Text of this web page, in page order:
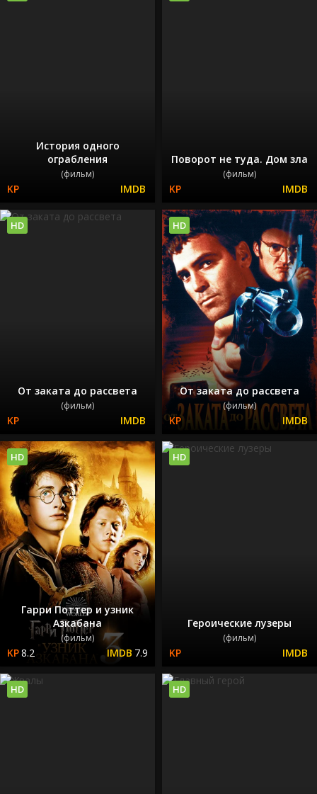
История одного
ограбления
(фильм)
Поворот не туда. Дом зла
(фильм)
От заката до рассвета
(фильм)
HD
От заката до рассвета
(фильм)
HD
Гарри Поттер и узник
Азкабана
(фильм)
8.2 7.9
HD
Героические лузеры
(фильм)
HD
HD HD